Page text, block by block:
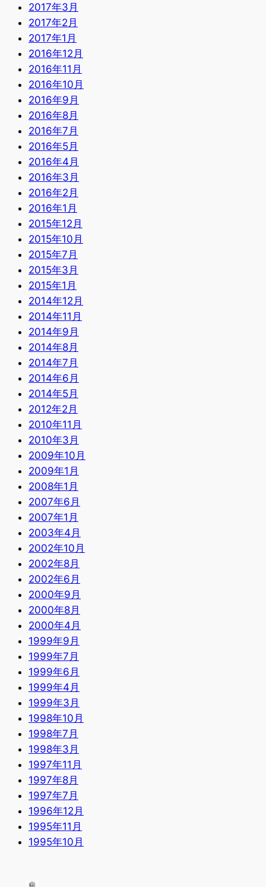
2017年3月
2017年2月
2017年1月
2016年12月
2016年11月
2016年10月
2016年9月
2016年8月
2016年7月
2016年5月
2016年4月
2016年3月
2016年2月
2016年1月
2015年12月
2015年10月
2015年7月
2015年3月
2015年1月
2014年12月
2014年11月
2014年9月
2014年8月
2014年7月
2014年6月
2014年5月
2012年2月
2010年11月
2010年3月
2009年10月
2009年1月
2008年1月
2007年6月
2007年1月
2003年4月
2002年10月
2002年8月
2002年6月
2000年9月
2000年8月
2000年4月
1999年9月
1999年7月
1999年6月
1999年4月
1999年3月
1998年10月
1998年7月
1998年3月
1997年11月
1997年8月
1997年7月
1996年12月
1995年11月
1995年10月